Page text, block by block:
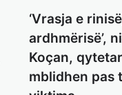
‘Vrasja e
ardhmërisë’,
Koçan,
mblidhen pas